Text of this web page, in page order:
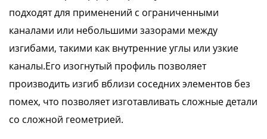
подходят для применений с ограниченными
каналами или небольшими зазорами между
изгибами, такими как внутренние углы или узкие
каналы.Его изогнутый профиль позволяет
производить изгиб вблизи соседних элементов без
помех, что позволяет изготавливать сложные детали
со сложной геометрией.